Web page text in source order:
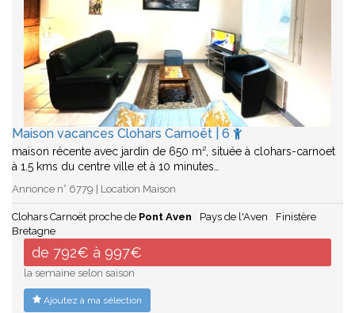
Maison vacances Clohars Carnoët | 6
maison récente avec jardin de 650 m², située à clohars-carnoet
à 1.5 kms du centre ville et à 10 minutes…
Annonce n° 6779 | Location Maison
Clohars Carnoët proche de Pont Aven Pays de l'Aven
Finistère
Bretagne
de 792€ à 997€
la semaine selon saison
Ajoutez à ma sélection